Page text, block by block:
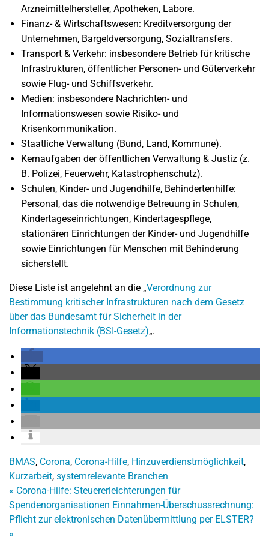
Arzneimittelhersteller, Apotheken, Labore.
Finanz- & Wirtschaftswesen: Kreditversorgung der
Unternehmen, Bargeldversorgung, Sozialtransfers.
Transport & Verkehr: insbesondere Betrieb für kritische
Infrastrukturen, öffentlicher Personen- und Güterverkehr
sowie Flug- und Schiffsverkehr.
Medien: insbesondere Nachrichten- und
Informationswesen sowie Risiko- und
Krisenkommunikation.
Staatliche Verwaltung (Bund, Land, Kommune).
Kernaufgaben der öffentlichen Verwaltung & Justiz (z.
B. Polizei, Feuerwehr, Katastrophenschutz).
Schulen, Kinder- und Jugendhilfe, Behindertenhilfe:
Personal, das die notwendige Betreuung in Schulen,
Kindertageseinrichtungen, Kindertagespflege,
stationären Einrichtungen der Kinder- und Jugendhilfe
sowie Einrichtungen für Menschen mit Behinderung
sicherstellt.
Diese Liste ist angelehnt an die „Verordnung zur
Bestimmung kritischer Infrastrukturen nach dem Gesetz
über das Bundesamt für Sicherheit in der
Informationstechnik (BSI-Gesetz)„.
BMAS, Corona, Corona-Hilfe, Hinzuverdienstmöglichkeit,
Kurzarbeit, systemrelevante Branchen
« Corona-Hilfe: Steuererleichterungen für
Spendenorganisationen Einnahmen-Überschussrechnung:
Pflicht zur elektronischen Datenübermittlung per ELSTER?
»